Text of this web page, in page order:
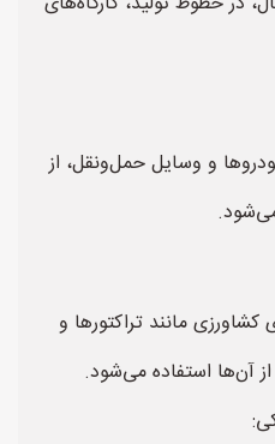
و وسایل حمل‌ونقل، از
کشاورزی مانند تراکتورها و
آن‌ها استفاده می‌شود.